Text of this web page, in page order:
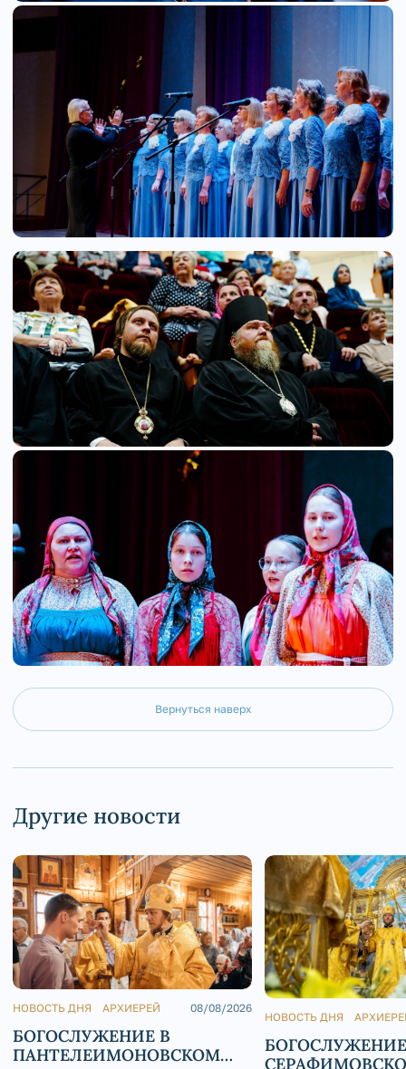
Вернуться наверх
Другие новости
НОВОСТЬ ДНЯ АРХИЕРЕЙ 08/08/2026
БОГОСЛУЖЕНИЕ В
ПАНТЕЛЕИМОНОВСКОМ
НОВОСТЬ ДНЯ